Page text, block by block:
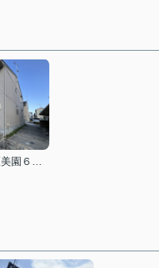
さいたま市緑区美園６丁目